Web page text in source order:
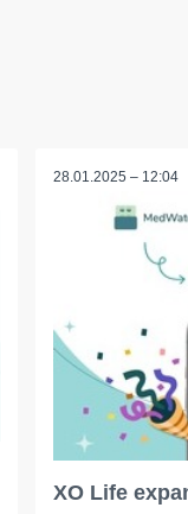
28.01.2025 – 12:04
XO Life